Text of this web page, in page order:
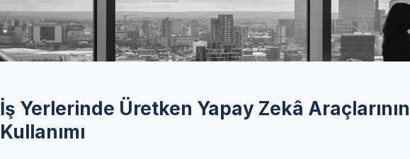
İş Yerlerinde Üretken Yapay Zekâ Araçlarının
Kullanımı